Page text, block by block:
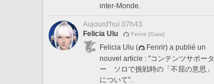
inter-Monde.
Aujourd'hui 07h43
Felicia Ulu
Fenrir [Gaia]
Felicia Ulu (
Fenrir) a publié un
nouvel article : "コンテンツサポータ
ー ソロで挑戦時の「不屈の意思」
について".